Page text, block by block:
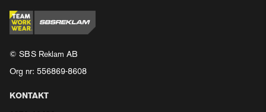
© SBS Reklam AB
Org nr: 556869-8608
KONTAKT